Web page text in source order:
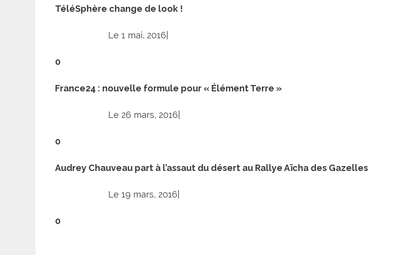
TéléSphère change de look !
Le 1 mai, 2016|
0
France24 : nouvelle formule pour « Élément Terre »
Le 26 mars, 2016|
0
Audrey Chauveau part à l’assaut du désert au Rallye Aïcha des Gazelles
Le 19 mars, 2016|
0